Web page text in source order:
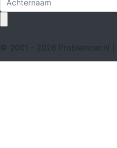
© 2001 - 2026 Problemcar.nl |